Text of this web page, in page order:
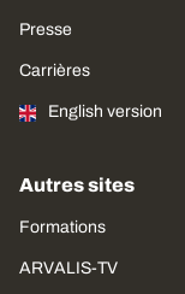
Presse
Carrières
English version
Autres sites
Formations
ARVALIS-TV